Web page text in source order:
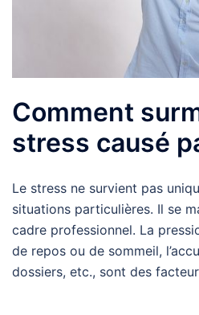
Comment
stress causé
Le stress ne survient pas
situations particulières. Il se
cadre professionnel. La
de repos ou de sommeil,
dossiers, etc., sont des